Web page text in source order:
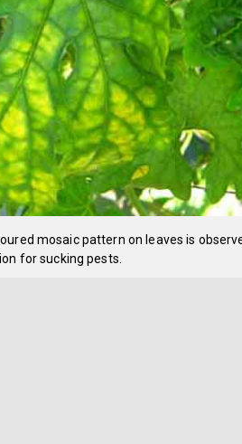
mosaic pattern on leaves is
for sucking pests.